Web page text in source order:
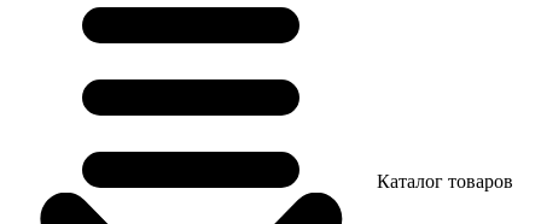
Каталог товаров